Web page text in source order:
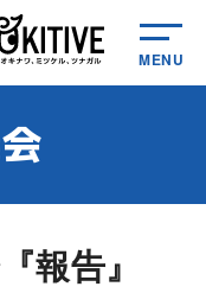
MENU
報告』